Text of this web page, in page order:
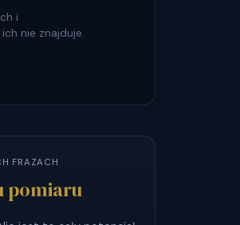
i
nie znajduje.
FRAZACH
pomiaru